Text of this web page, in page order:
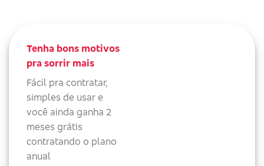
Tenha bons motivos
pra sorrir mais
Fácil pra contratar,
simples de usar e
você ainda ganha 2
meses grátis
contratando o plano
anual